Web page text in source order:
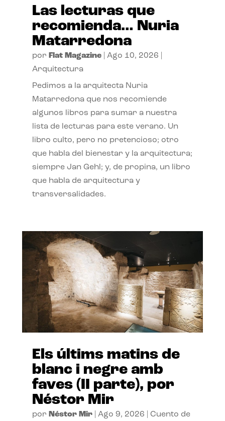
Las lecturas que
recomienda… Nuria
Matarredona
por Flat Magazine| Ago 10, 2026
Arquitectura
Pedimos a la arquitecta Nuria
Matarredona que nos recomiende
algunos libros para sumar a nuestra
lista de lecturas para este verano. Un
libro culto, pero no pretencioso; otro
que habla del bienestar y la arquitectura;
siempre Jan Gehl; y, de propina, un libro
que habla de arquitectura y
transversalidades.
Els últims matins de
blanc i negre amb
faves (II parte), por
Néstor Mir
por Néstor Mir| Ago 9, 2026
Cuento de